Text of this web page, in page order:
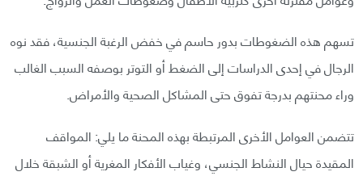
تسهم هذه الضغوطات بدور حاسم في خفض الرغبة الجنسية، فقد نوه
الرجال في إحدى الدراسات إلى الضغط أو التوتر بوصفه السبب الغالب
وراء محنتهم بدرجة تفوق حتى المشاكل الصحية والأمراض.
تتضمن العوامل الأخرى المرتبطة بهذه المحنة ما يلي: المواقف
المقيدة حيال النشاط الجنسي، وغياب الأفكار المغرية أو الشبقة خلال